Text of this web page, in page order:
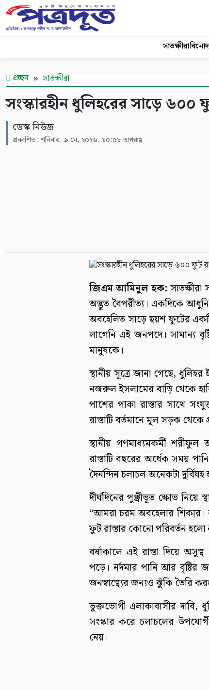
সাতক্ষীরা
প্রচ্ছদ সাতক্ষীরা
সংস্কারহীন ধুলিহরের সাড়ে ৬০০
ডেস্ক নিউজ
প্রকাশিত: শনিবার, ৯ মে, ২০২৬, ১০:৫৮ অপরাহ্ণ
জিএম আমিনুল হক:
অদ্ভুত বৈপরীত্য। একদিকে
অবহেলিত সাড়ে ছয়শ ফুটের
লাগেনি এই জনপদে। সামান্য
মানুষকে।
স্থানীয় সূত্রে জানা গেছে,
নজরুল ইসলামের বাড়ি থেকে
পাশের পাকা রাস্তার সাথে
রাস্তাটি বর্তমানে মূল সড়ক
স্থানীয় গণমাধ্যমকর্মী
রাস্তাটি বছরের অর্ধেক সময়
দৈনন্দিন চলাচল অনেকটা
দীর্ঘদিনের পুঞ্জীভূত ক্ষোভ
“আমরা চরম অবহেলার
ফুট রাস্তার কোনো পরিবর্তন হলো
বর্ষাকালে এই রাস্তা দিয়ে
পড়ে। নর্দমার পানি আর বৃষ্টির
জনস্বাস্থ্যের জন্যও ঝুঁকি তৈরি
ভুক্তভোগী এলাকাবাসীর
সংস্কার করে চলাচলের
নেয়।